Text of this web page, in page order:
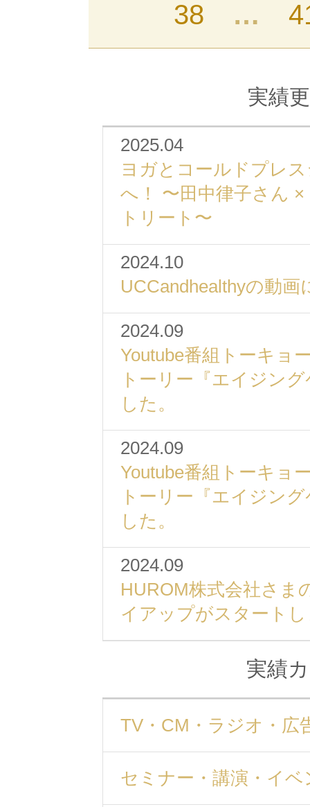
38 …
実績
2025.04
ヨガとコールドプレ
へ！ 〜田中律子さん
トリート〜
2024.10
UCCandhealthyの動
2024.09
Youtube番組トーキョ
トーリー『エイジン
した。
2024.09
Youtube番組トーキョ
トーリー『エイジン
した。
2024.09
HUROM株式会社さま
イアップがスタート
実績
TV・CM・ラジオ・広
セミナー・講演・イベ